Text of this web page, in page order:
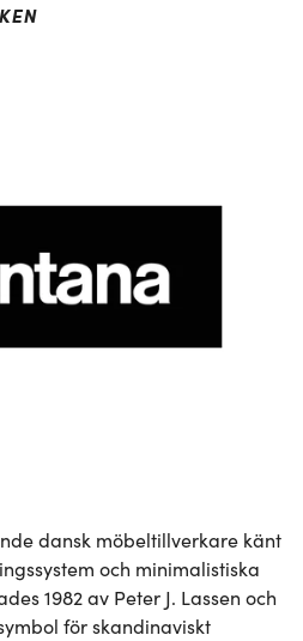
dansk möbeltillverkare känt
och minimalistiska
1982 av Peter J. Lassen och
för skandinaviskt